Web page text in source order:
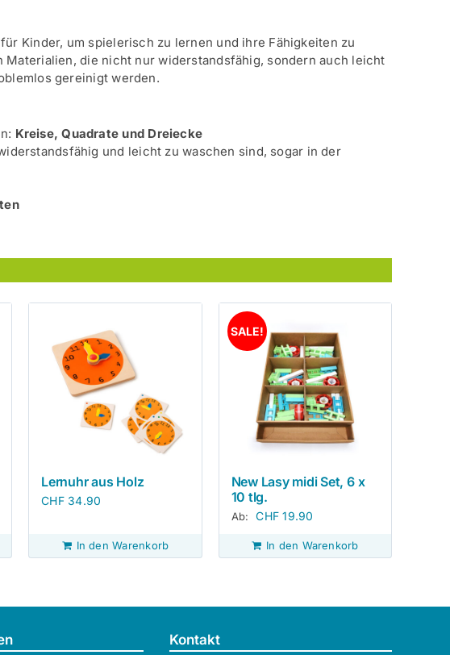
Kinder, um spielerisch zu lernen und ihre Fähigkeiten zu
die nicht nur widerstandsfähig, sondern auch leicht
gereinigt werden.
Kreise, Quadrate und Dreiecke
und leicht zu waschen sind, sogar in der
Lernuhr aus Holz
CHF34.90
In den Warenkorb
SALE!
New Lasy midi Set, 6 x
10 tlg.
Ab: CHF 19.90
In den Warenkorb
Kontakt